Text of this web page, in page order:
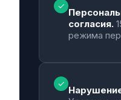
✓
согласия.
режима
✓